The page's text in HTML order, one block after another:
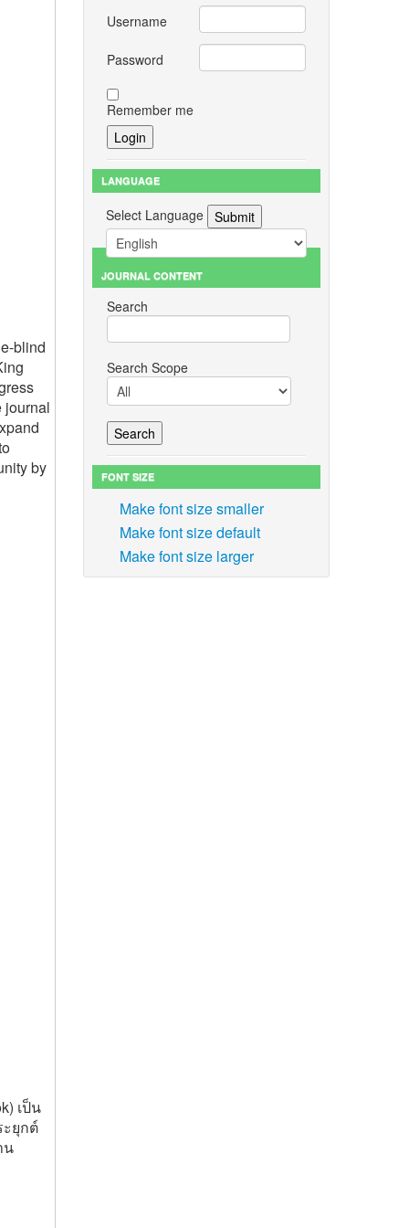
blind
journal
by
เป็น
ยุกต์
น
Username
Password
Remember me
LANGUAGE
Select Language
JOURNAL CONTENT
Search
Search Scope
FONT SIZE
Make font size smaller
Make font size default
Make font size larger